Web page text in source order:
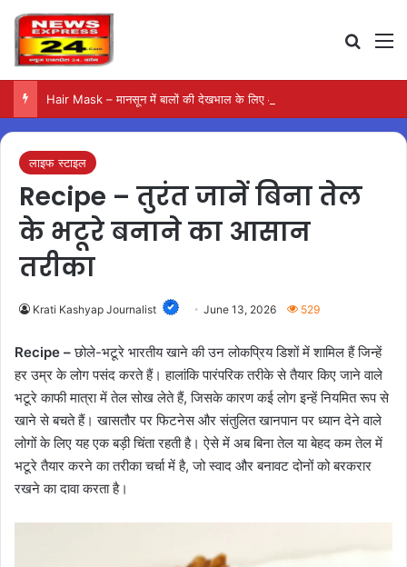
Hair Mask – मानसून में बालों की देखभाल के लिए आजमाएं अंडे का मास्क
लाइफ स्टाइल
Recipe – तुरंत जानें बिना तेल
के भटूरे बनाने का आसान
तरीका
Krati Kashyap Journalist June 13, 2026 529
Recipe –छोले-भटूरे भारतीय खाने की उन लोकप्रिय डिशों में शामिल हैं जिन्हें
हर उम्र के लोग पसंद करते हैं। हालांकि पारंपरिक तरीके से तैयार किए जाने वाले
भटूरे काफी मात्रा में तेल सोख लेते हैं, जिसके कारण कई लोग इन्हें नियमित रूप से
खाने से बचते हैं। खासतौर पर फिटनेस और संतुलित खानपान पर ध्यान देने वाले
लोगों के लिए यह एक बड़ी चिंता रहती है। ऐसे में अब बिना तेल या बेहद कम तेल में
भटूरे तैयार करने का तरीका चर्चा में है, जो स्वाद और बनावट दोनों को बरकरार
रखने का दावा करता है।